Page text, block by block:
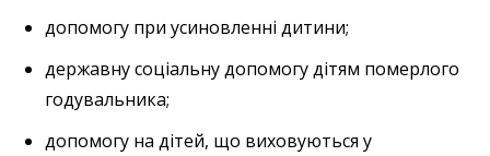
допомогу при усиновленні дитини;
державну соціальну допомогу дітям померлого
годувальника;
допомогу на дітей, що виховуються у